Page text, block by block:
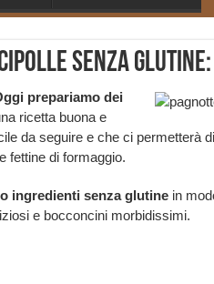
senza
prepariamo dei
ricetta buona e
da seguire e che ci permetterà
fettine di formaggio.
ingredienti senza glutinein
e bocconcini morbidissimi.